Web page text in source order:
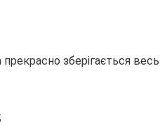
прекрасно зберігається